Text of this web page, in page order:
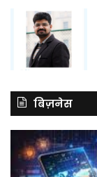
बिज़नेस